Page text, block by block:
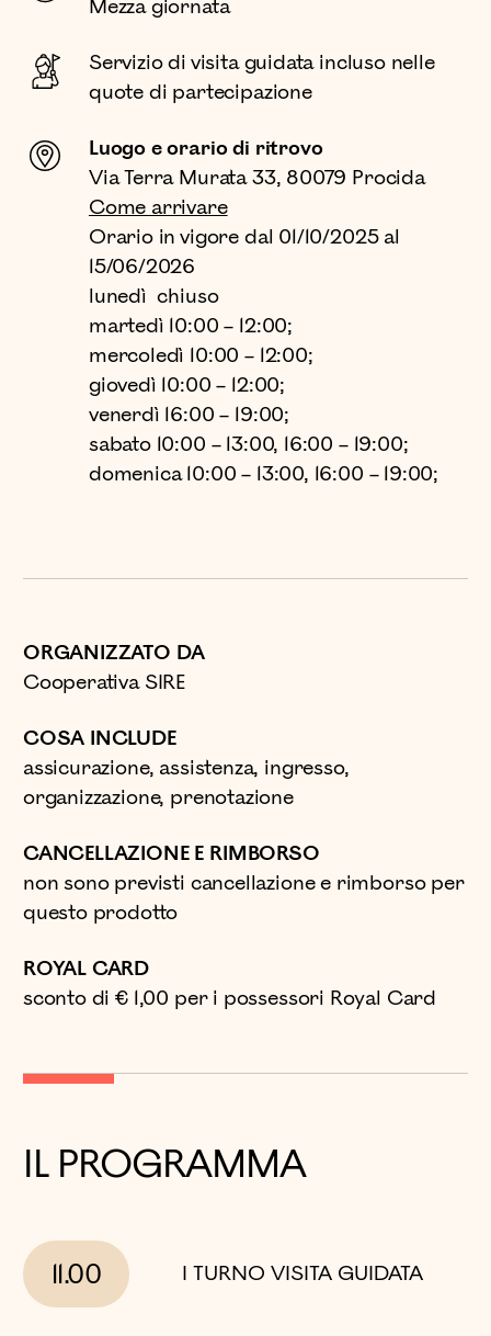
Mezza giornata
Servizio di visita guidata incluso nelle
quote di partecipazione
Luogo e orario di ritrovo
Via Terra Murata 33, 80079 Procida
Come arrivare
Orario in vigore dal 01/10/2025 al
15/06/2026
lunedì chiuso
martedì 10:00 – 12:00;
mercoledì 10:00 – 12:00;
giovedì 10:00 – 12:00;
venerdì 16:00 – 19:00;
sabato 10:00 – 13:00, 16:00 – 19:00;
domenica 10:00 – 13:00, 16:00 – 19:00;
ORGANIZZATO DA
Cooperativa SIRE
COSA INCLUDE
assicurazione, assistenza, ingresso,
organizzazione, prenotazione
CANCELLAZIONE E RIMBORSO
non sono previsti cancellazione e rimborso per
questo prodotto
ROYAL CARD
sconto di € 1,00 per i possessori Royal Card
IL PROGRAMMA
11.00 I TURNO VISITA GUIDATA